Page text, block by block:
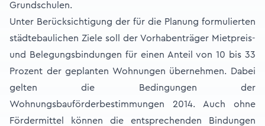
Grundschulen.
Unter Berücksichtigung der für die Planung formulierten
städtebaulichen Ziele soll der Vorhabenträger Mietpreis-
und Belegungsbindungen für einen Anteil von 10 bis 33
Prozent der geplanten Wohnungen übernehmen. Dabei
gelten die Bedingungen der
Wohnungsbauförderbestimmungen 2014. Auch ohne
Fördermittel können die entsprechenden Bindungen